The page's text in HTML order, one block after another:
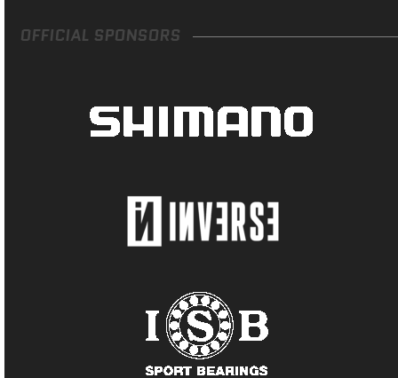
OFFICIAL SPONSORS